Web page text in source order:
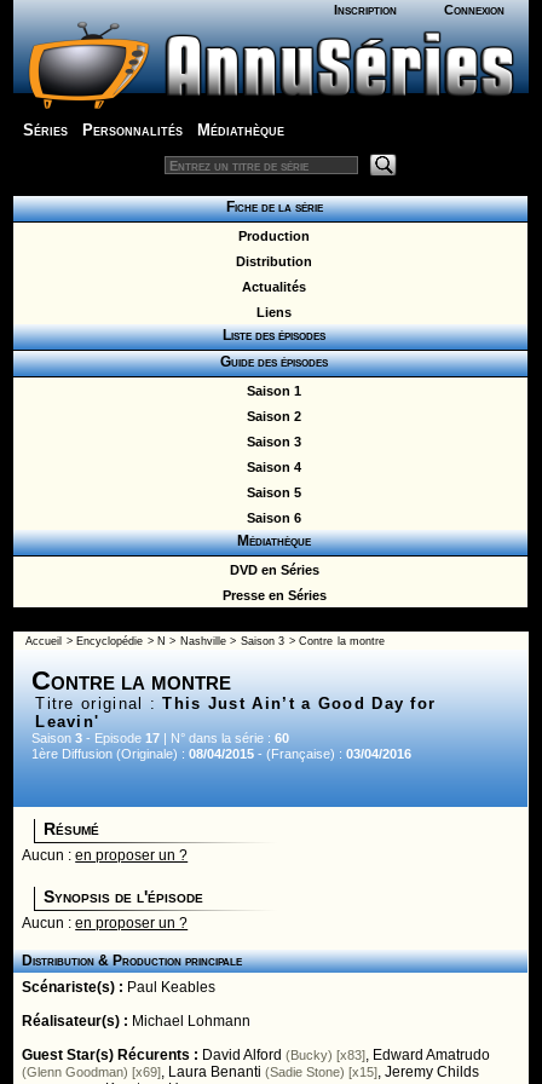
Inscription Connexion
Séries Personnalités Médiathèque
Fiche de la série
Production
Distribution
Actualités
Liens
Liste des épisodes
Guide des épisodes
Saison 1
Saison 2
Saison 3
Saison 4
Saison 5
Saison 6
Médiathèque
DVD en Séries
Presse en Séries
Accueil > Encyclopédie > N > Nashville> Saison 3 > Contre la montre
Contre la montre
Titre original :This Just Ain’t a Good Day for
Leavin'
Saison3 - Episode17 | N° dans la série :60
1ère Diffusion (Originale) :08/04/2015 - (Française) :03/04/2016
Résumé
Aucun :en proposer un ?
Synopsis de l'épisode
Aucun :en proposer un ?
Distribution & Production principale
Scénariste(s) : Paul Keables
Réalisateur(s) : Michael Lohmann
Guest Star(s) Récurents : David Alford (Bucky) [x83], Edward Amatrudo
(Glenn Goodman) [x69], Laura Benanti (Sadie Stone) [x15],Jeremy Childs